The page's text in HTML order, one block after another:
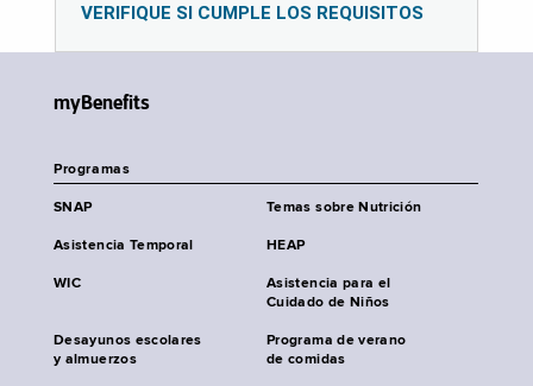
VERIFIQUE SI CUMPLE LOS REQUISITOS
myBenefits
Programas
SNAP Temas sobre Nutrición
Asistencia Temporal HEAP
WIC
Asistencia para el
Cuidado de Niños
Desayunos escolares
y almuerzos
Programa de verano
de comidas